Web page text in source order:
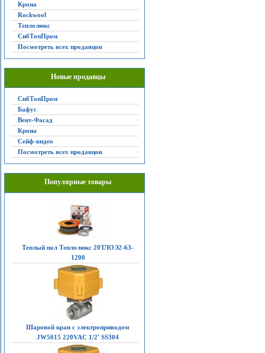
Крона
Rockwool
Теплолюкс
СибТопПром
Посмотреть всех продавцов
Новые продавцы
СибТопПром
Бафус
Вент-Фасад
Крона
Сейф-видео
Посмотреть всех продавцов
Популярные товары
Теплый пол Теплолюкс 20ТЛОЭ2-63-
1200
Шаровой кран с электроприводом
JW5015 220VAC 1/2' SS304